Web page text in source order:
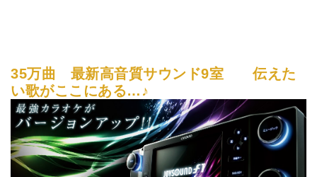
35万曲 最新高音質サウンド9室 伝えた
い歌がここにある…♪